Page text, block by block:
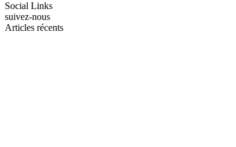
Social Links
suivez-nous
Articles récents